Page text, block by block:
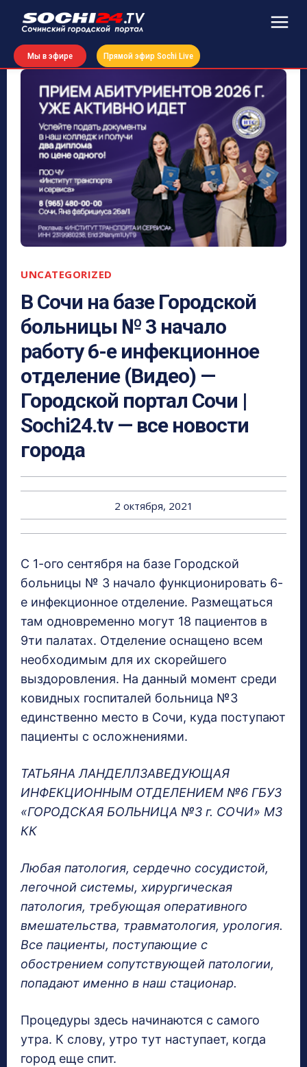
Мы в эфире Прямой эфир Sochi Live
UNCATEGORIZED
В Сочи на базе Городской
больницы № 3 начало
работу 6-е инфекционное
отделение (Видео) —
Городской портал Сочи |
Sochi24.tv — все новости
города
2 октября, 2021
С 1-ого сентября на базе Городской
больницы № 3 начало функционировать 6-
е инфекционное отделение. Размещаться
там одновременно могут 18 пациентов в
9ти палатах. Отделение оснащено всем
необходимым для их скорейшего
выздоровления. На данный момент среди
ковидных госпиталей больница №3
единственно место в Сочи, куда поступают
пациенты с осложнениями.
ТАТЬЯНА ЛАНДЕЛЛЗАВЕДУЮЩАЯ
ИНФЕКЦИОННЫМ ОТДЕЛЕНИЕМ №6 ГБУЗ
«ГОРОДСКАЯ БОЛЬНИЦА №3 г. СОЧИ» МЗ
КК
Любая патология, сердечно сосудистой,
легочной системы, хирургическая
патология, требующая оперативного
вмешательства, травматология, урология.
Все пациенты, поступающие с
обострением сопутствующей патологии,
попадают именно в наш стационар.
Процедуры здесь начинаются с самого
утра. К слову, утро тут наступает, когда
город еще спит.